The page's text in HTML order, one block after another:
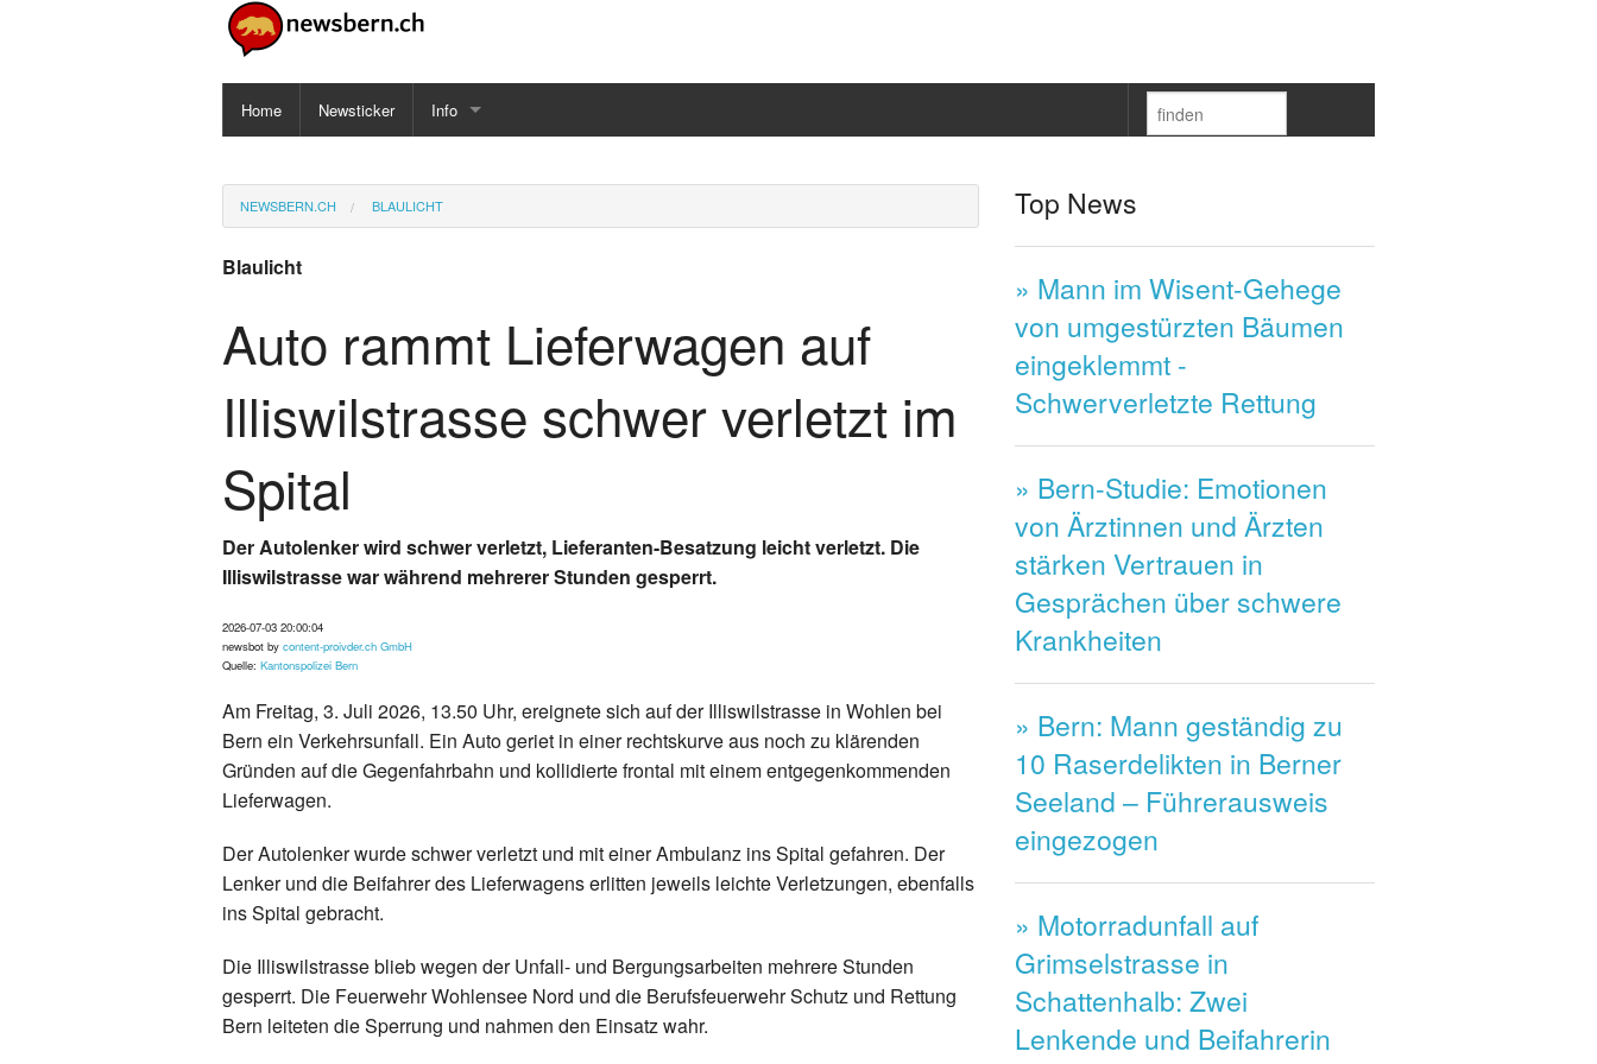
Home Newsticker Info
Datenschutz
NEWSBERN.CH BLAULICHT
Blaulicht
Auto rammt Lieferwagen auf
Illiswilstrasse schwer verletzt im
Spital
Der Autolenker wird schwer verletzt, Lieferanten-Besatzung leicht verletzt. Die
Illiswilstrasse war während mehrerer Stunden gesperrt.
2026-07-03 20:00:04
newsbot by content-proivder.ch GmbH
Quelle: Kantonspolizei Bern
Am Freitag, 3. Juli 2026, 13.50 Uhr, ereignete sich auf der Illiswilstrasse in Wohlen bei
Bern ein Verkehrsunfall. Ein Auto geriet in einer rechtskurve aus noch zu klärenden
Gründen auf die Gegenfahrbahn und kollidierte frontal mit einem entgegenkommenden
Lieferwagen.
Der Autolenker wurde schwer verletzt und mit einer Ambulanz ins Spital gefahren. Der
Lenker und die Beifahrer des Lieferwagens erlitten jeweils leichte Verletzungen, ebenfalls
ins Spital gebracht.
Die Illiswilstrasse blieb wegen der Unfall- und Bergungsarbeiten mehrere Stunden
gesperrt. Die Feuerwehr Wohlensee Nord und die Berufsfeuerwehr Schutz und Rettung
Bern leiteten die Sperrung und nahmen den Einsatz wahr.
Top News
» Mann im Wisent-Gehege
von umgestürzten Bäumen
eingeklemmt -
Schwerverletzte Rettung
» Bern-Studie: Emotionen
von Ärztinnen und Ärzten
stärken Vertrauen in
Gesprächen über schwere
Krankheiten
» Bern: Mann geständig zu
10 Raserdelikten in Berner
Seeland – Führerausweis
eingezogen
» Motorradunfall auf
Grimselstrasse in
Schattenhalb: Zwei
Lenkende und Beifahrerin